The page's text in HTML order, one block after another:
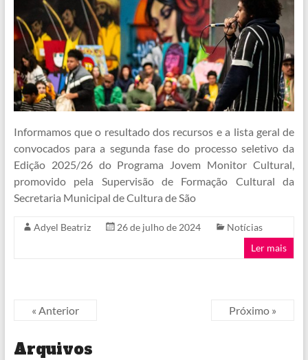
Informamos que o resultado dos recursos e a lista geral de
convocados para a segunda fase do processo seletivo da
Edição 2025/26 do Programa Jovem Monitor Cultural,
promovido pela Supervisão de Formação Cultural da
Secretaria Municipal de Cultura de São
Adyel Beatriz 26 de julho de 2024
Notícias
Ler mais
« Anterior Próximo »
Arquivos